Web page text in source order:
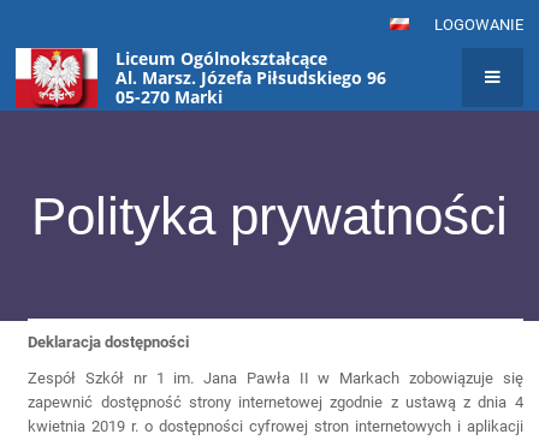
LOGOWANIE
Liceum Ogólnokształcące
Al. Marsz. Józefa Piłsudskiego 96
05-270 Marki
Polityka prywatności
Polityka
prywatności
Deklaracja dostępności
Zespół Szkół nr 1 im. Jana Pawła II w Markach zobowiązuje się
zapewnić dostępność strony internetowej zgodnie z ustawą z dnia 4
kwietnia 2019 r. o dostępności cyfrowej stron internetowych i aplikacji